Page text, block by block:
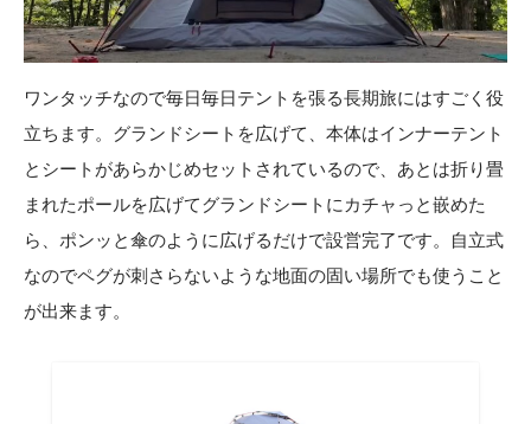
ワンタッチなので毎日毎日テントを張る長期旅にはすごく役
立ちます。グランドシートを広げて、本体はインナーテント
とシートがあらかじめセットされているので、あとは折り畳
まれたポールを広げてグランドシートにカチャっと嵌めた
ら、ポンッと傘のように広げるだけで設営完了です。自立式
なのでペグが刺さらないような地面の固い場所でも使うこと
が出来ます。